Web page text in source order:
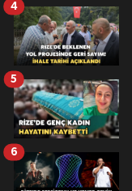
4
5
6